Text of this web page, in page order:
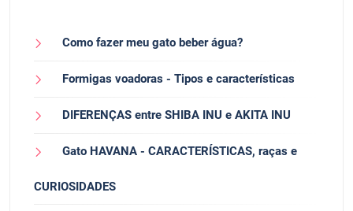
Como fazer meu gato beber água?
Formigas voadoras - Tipos e características
DIFERENÇAS entre SHIBA INU e AKITA INU
Gato HAVANA - CARACTERÍSTICAS, raças e
CURIOSIDADES